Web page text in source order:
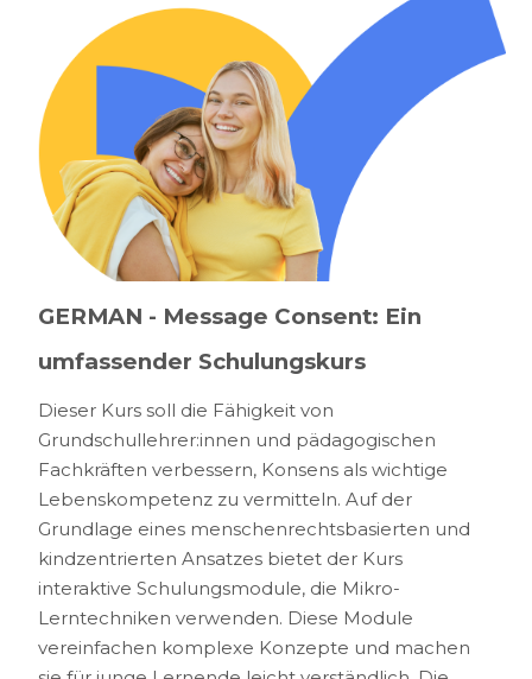
GERMAN - Message Consent: Ein
umfassender Schulungskurs
Dieser Kurs soll die Fähigkeit von
Grundschullehrer:innen und pädagogischen
Fachkräften verbessern, Konsens als wichtige
Lebenskompetenz zu vermitteln. Auf der
Grundlage eines menschenrechtsbasierten und
kindzentrierten Ansatzes bietet der Kurs
interaktive Schulungsmodule, die Mikro-
Lerntechniken verwenden. Diese Module
vereinfachen komplexe Konzepte und machen